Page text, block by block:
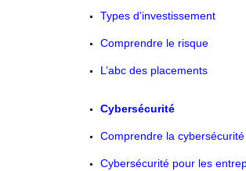
Types d’investissement
Comprendre le risque
L’abc des placements
Cybersécurité
Comprendre la cybersécurité
Cybersécurité pour les